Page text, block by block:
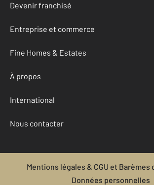
Devenir franchisé
Entreprise et commerce
Fine Homes & Estates
À propos
International
Nous contacter
Mentions légales & CGU et Barèmes
Données personnelles